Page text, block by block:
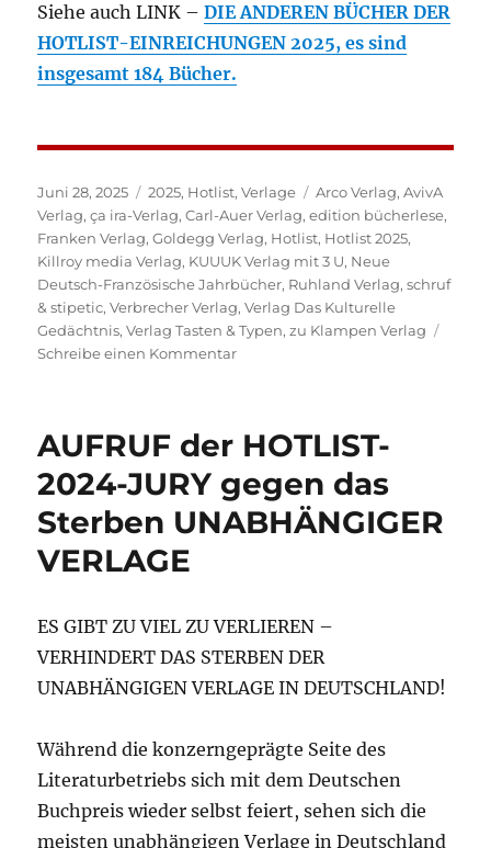
Siehe auch LINK –DIE ANDEREN BÜCHER DER
HOTLIST-EINREICHUNGEN 2025, es sind
insgesamt 184 Bücher.
Veröffentlicht
am
Juni 28, 2025 Kategorien
2025, Hotlist,Verlage Schlagwörter
Arco Verlag,AvivA
Verlag,ça ira-Verlag,Carl-Auer Verlag,edition bücherlese,
Franken Verlag,Goldegg Verlag, Hotlist, Hotlist 2025,
Killroy media Verlag, KUUUK Verlag mit 3 U, Neue
Deutsch-Französische Jahrbücher, Ruhland Verlag,schruf
& stipetic,Verbrecher Verlag,Verlag Das Kulturelle
Gedächtnis,Verlag Tasten & Typen,zu Klampen Verlag
Schreibe einen Kommentarzu
Einreichungen
sind
online
AUFRUF der HOTLIST-
2024-JURY gegen das
Sterben UNABHÄNGIGER
VERLAGE
ES GIBT ZU VIEL ZU VERLIEREN –
VERHINDERT DAS STERBEN DER
UNABHÄNGIGEN VERLAGE IN DEUTSCHLAND!
Während die konzerngeprägte Seite des
Literaturbetriebs sich mit dem Deutschen
Buchpreis wieder selbst feiert, sehen sich die
meisten unabhängigen Verlage in Deutschland